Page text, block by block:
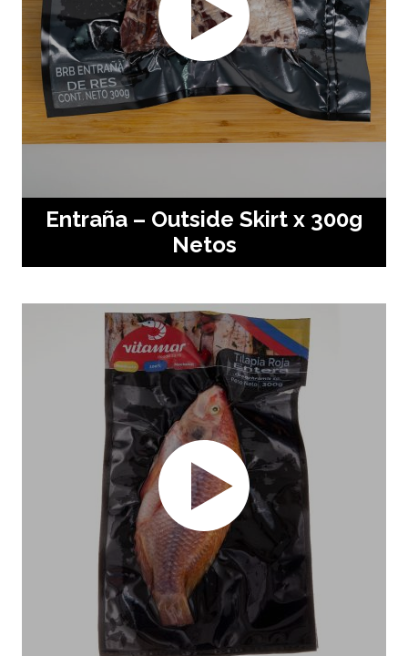
Entraña – Outside Skirt x 300g
Netos